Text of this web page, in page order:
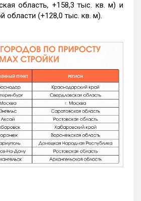
область, +158,3 тыс. кв. м) и
области (+128,0 тыс. кв. м).